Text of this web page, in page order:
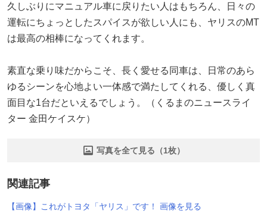
久しぶりにマニュアル車に戻りたい人はもちろん、日々の
運転にちょっとしたスパイスが欲しい人にも、ヤリスのMT
は最高の相棒になってくれます。
素直な乗り味だからこそ、長く愛せる同車は、日常のあら
ゆるシーンを心地よい一体感で満たしてくれる、優しく真
面目な1台だといえるでしょう。（くるまのニュースライ
ター 金田ケイスケ）
写真を全て見る（1枚）
関連記事
【画像】これがトヨタ「ヤリス」です！ 画像を見る